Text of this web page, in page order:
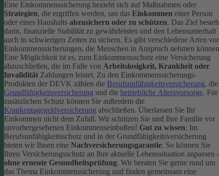
Eine Einkommenssicherung bezieht sich auf Maßnahmen oder
Strategien, die ergriffen werden, um das Einkommen einer Person
oder eines Haushalts abzusichern oder zu schützen. Das Ziel
darin, finanzielle Stabilität zu gewährleisten und den Lebensunterhalt
auch in schwierigen Zeiten zu sichern. Es gibt verschiedene Arten
Einkommenssicherungen, die Menschen in Anspruch nehmen
Eine Möglichkeit ist es, zum Einkommensschutz eine Versicherung
abzuschließen, die im Falle von Arbeitslosigkeit, Krankheit oder
Invalidität Zahlungen leistet. Zu den Einkommenssicherungs-
Produkten der DEVK zählen die Berufsunfähigkeitsversicherung, die
Grundfähigkeitsversicherung und die betriebliche Altersvorsorge. Für
zusätzlichen Schutz können Sie außerdem die
Krankentagegeldversicherung abschließen. Überlassen Sie Ihr
Einkommen nicht dem Zufall. Wir schützen Sie und Ihre Familie vor
unvorhergesehenen Einkommenseinbußen! Gut zu wissen: Im
Berufsunfähigkeitsschutz und in der Grundfähigkeitsversicherung
bieten wir Ihnen eine Nachversicherungsgarantie. So können Sie
Ihren Versicherungsschutz an Ihre aktuelle Lebenssituation anpassen
ohne erneute Gesundheitsprüfung. Wir beraten Sie gerne rund um
das Thema Einkommenssicherung und finden gemeinsam eine